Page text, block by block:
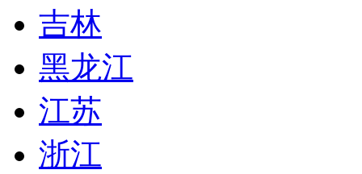
吉林
黑龙江
江苏
浙江